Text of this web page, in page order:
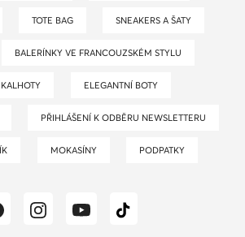
TOTE BAG SNEAKERS A ŠATY
BALERÍNKY VE FRANCOUZSKÉM STYLU
KALHOTY ELEGANTNÍ BOTY
PŘIHLÁŠENÍ K ODBĚRU NEWSLETTERU
MOKASÍNY PODPATKY